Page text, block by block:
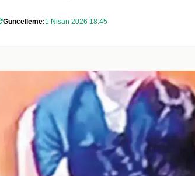
Güncelleme:1 Nisan 2026 18:45